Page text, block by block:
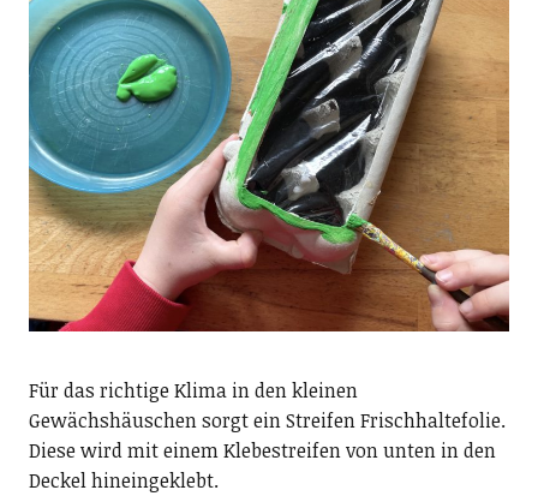
Für das richtige Klima in den kleinen
Gewächshäuschen sorgt ein Streifen Frischhaltefolie.
Diese wird mit einem Klebestreifen von unten in den
Deckel hineingeklebt.